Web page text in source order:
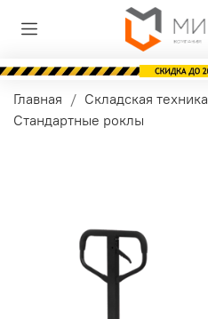
Главная Складская техника
Стандартные роклы